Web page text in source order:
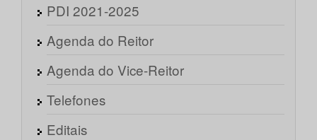
PDI 2021-2025
Agenda do Reitor
Agenda do Vice-Reitor
Telefones
Editais